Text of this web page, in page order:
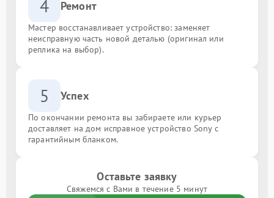
4 Ремонт
Мастер восстанавливает устройство: заменяет
неисправную часть новой деталью (оригинал или
реплика на выбор).
5 Успех
По окончании ремонта вы забираете или курьер
доставляет на дом исправное устройство Sony с
гарантийным бланком.
Оставьте заявку
Свяжемся с Вами в течение 5 минут